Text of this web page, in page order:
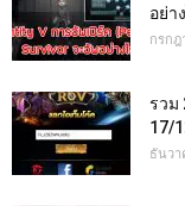
อย่า
กรกฎ
รวม
17/
ธันวา